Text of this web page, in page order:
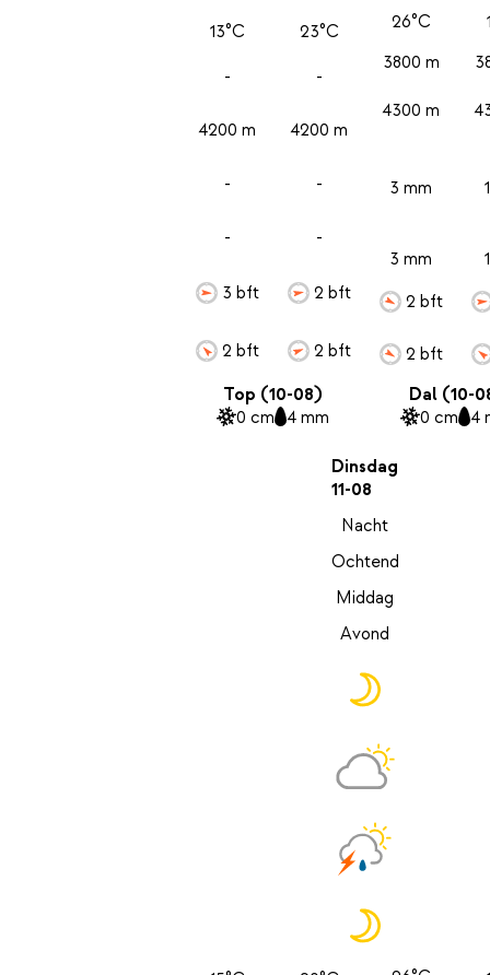
13°C
-
4200 m
-
-
3 bft
2 bft
23°C
-
4200 m
-
-
2 bft
2 bft
26°C
3800 m
4300 m
3 mm
3 mm
2 bft
2 bft
Top (10-08)
0 cm 4 mm
Dal (10-
0 cm 4
Dinsdag
11-08
Nacht
Ochtend
Middag
Avond